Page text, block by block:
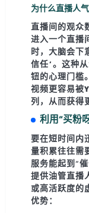
为什么直播人
直播间的观众
进入一个直播
时，大脑会下
信任”。这种
钮的心理门槛
视频更容易被
列，从而获得
利用“买粉
要在短时间内
量积累往往需
服务能起到“
提供油管直播
或高活跃度的
优势：